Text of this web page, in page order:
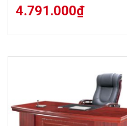
4.791.000₫